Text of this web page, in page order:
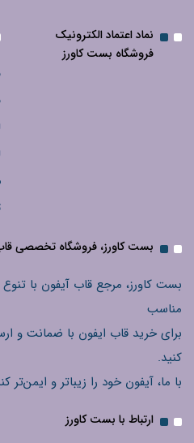
نماد اعتماد الکترونیک
فروشگاه بست کاورز
بست کاورز، فروشگاه تخصصی
بست کاورز، مرجع قاب آیفون با
مناسب
برای خرید قاب ایفون با ضمانت و
کنید.
با ما، آیفون خود را زیباتر و ایمن‌تر
ارتباط با بست کاورز